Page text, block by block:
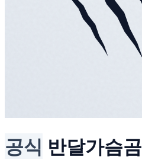
공식 반달가슴곰